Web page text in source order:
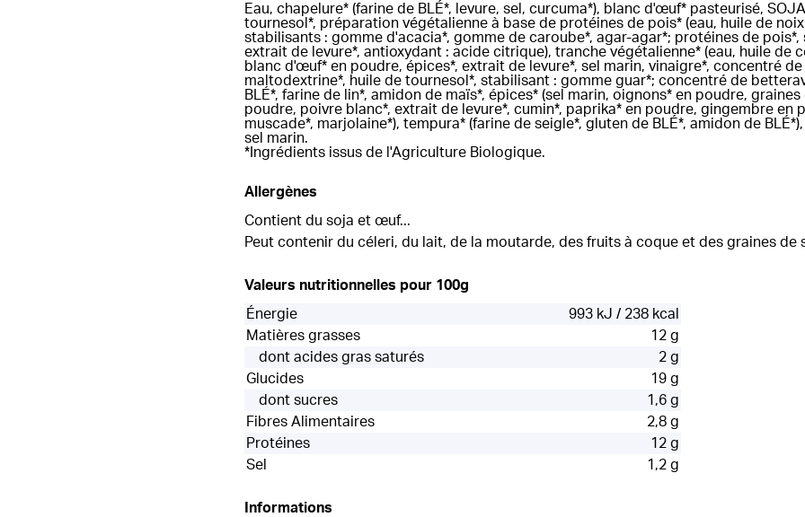
Eau, chapelure* (farine de BLÉ*, levure, sel, curcuma*), blanc d'œuf* pasteurisé,
tournesol*, préparation végétalienne à base de protéines de pois* (eau, huile de
stabilisants : gomme d'acacia*, gomme de caroube*, agar-agar*; protéines de pois*,
extrait de levure*, antioxydant : acide citrique), tranche végétalienne* (eau, huile de
blanc d'œuf* en poudre, épices*, extrait de levure*, sel marin, vinaigre*, concentré
maltodextrine*, huile de tournesol*, stabilisant : gomme guar*; concentré de
BLÉ*, farine de lin*, amidon de maïs*, épices* (sel marin, oignons* en poudre,
poudre, poivre blanc*, extrait de levure*, cumin*, paprika* en poudre, gingembre en
muscade*, marjolaine*), tempura* (farine de seigle*, gluten de BLÉ*, amidon de
sel marin.
*Ingrédients issus de l'Agriculture Biologique.
Allergènes
Contient du soja et œuf...
Peut contenir du céleri, du lait, de la moutarde, des fruits à coque et des graines de
Valeurs nutritionnelles pour 100g
Énergie
993 kJ / 238 kcal
Matières grasses
12 g
dont acides gras saturés
2 g
Glucides
19 g
dont sucres
1,6 g
Fibres Alimentaires
2,8 g
Protéines
12 g
Sel
1,2 g
Informations